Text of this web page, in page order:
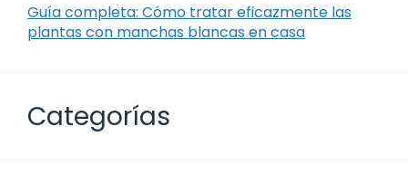
Guía completa: Cómo tratar eficazmente las
plantas con manchas blancas en casa
Categorías